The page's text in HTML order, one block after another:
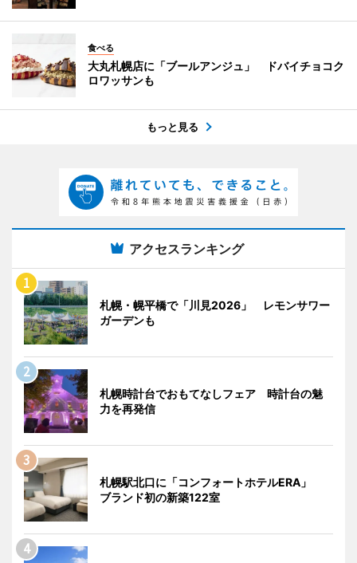
食べる
大丸札幌店に「ブールアンジュ」 ドバイチョコク
ロワッサンも
もっと見る
アクセスランキング
札幌・幌平橋で「川見2026」 レモンサワー
ガーデンも
札幌時計台でおもてなしフェア 時計台の魅
力を再発信
札幌駅北口に「コンフォートホテルERA」
ブランド初の新築122室